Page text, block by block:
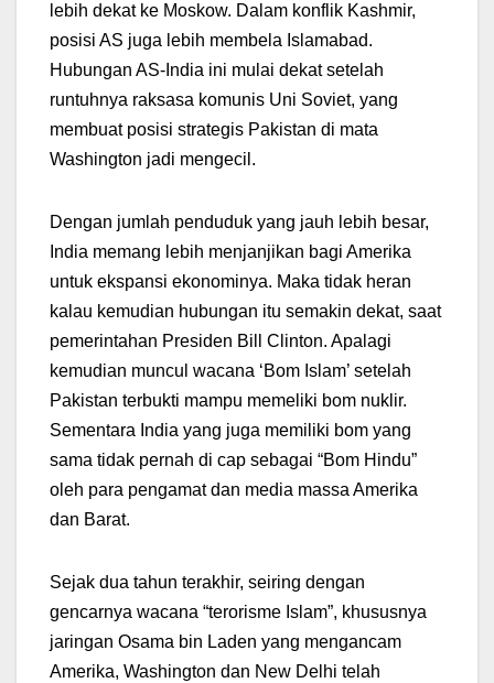
lebih dekat ke Moskow. Dalam konflik Kashmir,
posisi AS juga lebih membela Islamabad.
Hubungan AS-India ini mulai dekat setelah
runtuhnya raksasa komunis Uni Soviet, yang
membuat posisi strategis Pakistan di mata
Washington jadi mengecil.
Dengan jumlah penduduk yang jauh lebih besar,
India memang lebih menjanjikan bagi Amerika
untuk ekspansi ekonominya. Maka tidak heran
kalau kemudian hubungan itu semakin dekat, saat
pemerintahan Presiden Bill Clinton. Apalagi
kemudian muncul wacana ‘Bom Islam’ setelah
Pakistan terbukti mampu memeliki bom nuklir.
Sementara India yang juga memiliki bom yang
sama tidak pernah di cap sebagai “Bom Hindu”
oleh para pengamat dan media massa Amerika
dan Barat.
Sejak dua tahun terakhir, seiring dengan
gencarnya wacana “terorisme Islam”, khususnya
jaringan Osama bin Laden yang mengancam
Amerika, Washington dan New Delhi telah